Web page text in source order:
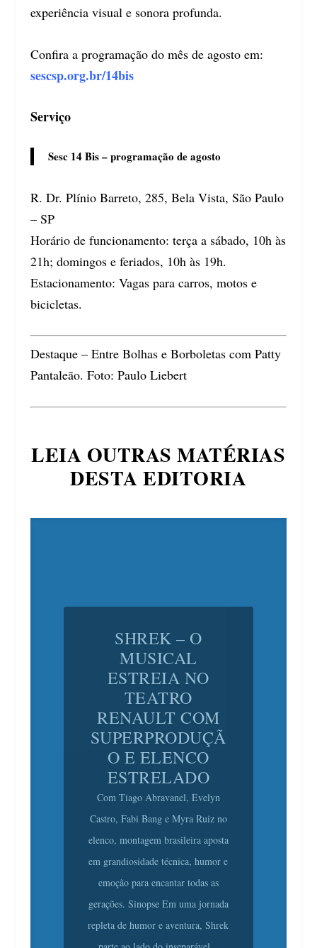
experiência visual e sonora profunda.
Confira a programação do mês de agosto em:
sescsp.org.br/14bis
Serviço
Sesc 14 Bis – programação de agosto
R. Dr. Plínio Barreto, 285, Bela Vista, São Paulo
– SP
Horário de funcionamento: terça a sábado, 10h às
21h; domingos e feriados, 10h às 19h.
Estacionamento: Vagas para carros, motos e
bicicletas.
Destaque – Entre Bolhas e Borboletas com Patty
Pantaleão. Foto: Paulo Liebert
LEIA OUTRAS MATÉRIAS
DESTA EDITORIA
MUSICAL
ESTREIA NO
TEATRO
RENAULT COM
SUPERPRODUÇÃ
O E ELENCO
ESTRELADO
Com Tiago Abravanel, Evelyn
Castro, Fabi Bang e Myra Ruiz no
elenco, montagem brasileira aposta
em grandiosidade técnica, humor e
emoção para encantar todas as
gerações. Sinopse Em uma jornada
repleta de humor e aventura, Shrek
parte ao lado do inseparável...